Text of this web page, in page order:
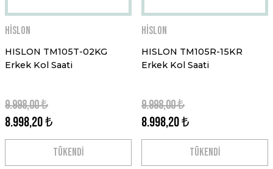
Hislon
HISLON TM105T-02KG
Erkek Kol Saati
8.998,20 ₺
9.998,00 ₺
TÜKENDİ
Hislon
HISLON TM105R-15KR
Erkek Kol Saati
8.998,20 ₺
9.998,00 ₺
TÜKENDİ